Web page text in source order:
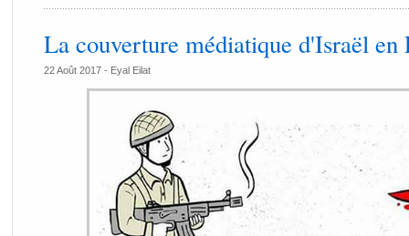
La couverture médiatique d'Israël en
22 Août 2017 - Eyal Eilat